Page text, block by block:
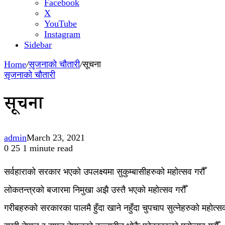
Facebook
X
YouTube
Instagram
Sidebar
Home/सृजनाको चौतारी/सूचना
सृजनाको चौतारी
सूचना
adminMarch 23, 2021
0 25 1 minute read
सर्वहाराको सरकार भएको उपलक्ष्यमा सुकुम्बासीहरुको महोत्सव गरौँ
लोकतन्त्रको बजारमा निमुखा अझै उस्तै भएको महोत्सव गरौँ
गरीबहरुको सरकारका पालमै हुँदा खाने नहुँदा चुपचाप सुत्नेहरुको